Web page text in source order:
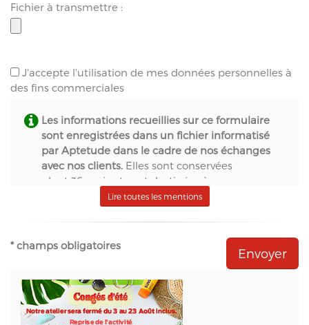
Fichier à transmettre :
J'accepte l'utilisation de mes données personnelles à
des fins commerciales
Les informations recueillies sur ce formulaire
sont enregistrées dans un fichier informatisé
par Aptetude dans le cadre de nos échanges
avec nos clients. Elles sont conservées
pendant 36 mois et sont destinées à :
- S.A.S. Aptetude (www.france-signaletique.com)
récipiendaire des formulaires,
- Natural-net (www.natural-net.fr) en qualité
- Kiubi (www.kiubi.com) en qualité d'opérateur
technique du site web,
- OVH (www.ovh.com) en qualité d'hébergeur du
site web,
Lire toutes les mentions
* champs obligatoires